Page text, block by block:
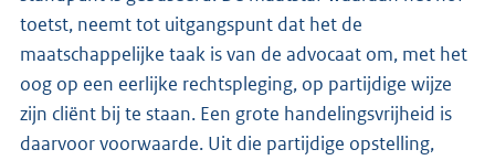
toetst, neemt tot uitgangspunt dat het de
maatschappelijke taak is van de advocaat om, met het
oog op een eerlijke rechtspleging, op partijdige wijze
zijn cliënt bij te staan. Een grote handelingsvrijheid is
daarvoor voorwaarde. Uit die partijdige opstelling,